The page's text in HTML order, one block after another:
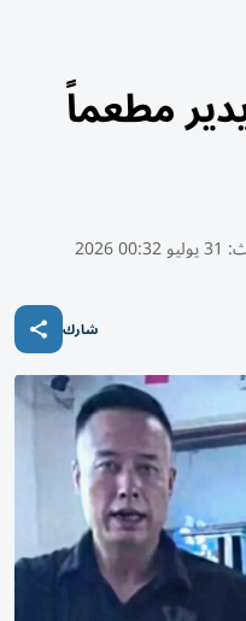
مطعماً
31 يوليو 00:32 2026
شارك